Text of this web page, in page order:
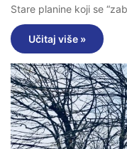
Stare planine koji se
Učitaj više »